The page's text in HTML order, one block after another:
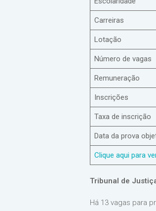
Carreiras
Lotação
Número de vagas
Remuneração
Inscrições
Taxa de inscrição
Data da prova
Clique aqui para
Tribunal de
Há 13 vagas para